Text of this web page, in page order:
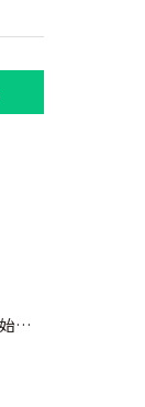
【羽村】夏期講習が始まりました